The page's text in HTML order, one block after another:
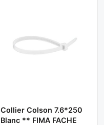
Collier Colson 7.6*250
Blanc ** FIMA FACHE